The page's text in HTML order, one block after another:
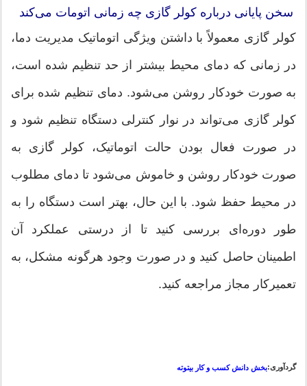
سخن پایانی درباره کولر گازی چه زمانی اتومات می‌کند
کولر گازی معمولاً با داشتن ویژگی اتوماتیک مدیریت دما،
در زمانی که دمای محیط بیشتر از حد تنظیم شده است،
به صورت خودکار روشن می‌شود. دمای تنظیم شده برای
کولر گازی می‌تواند در نوار کنترلی دستگاه تنظیم شود و
در صورت فعال بودن حالت اتوماتیک، کولر گازی به
صورت خودکار روشن و خاموش می‌شود تا دمای مطلوب
در محیط حفظ شود. با این حال، بهتر است دستگاه را به
طور دوره‌ای بررسی کنید تا از درستی عملکرد آن
اطمینان حاصل کنید و در صورت وجود هرگونه مشکل، به
تعمیرکار مجاز مراجعه کنید.
گردآوری:بخش دانش کسب و کار بیتوته